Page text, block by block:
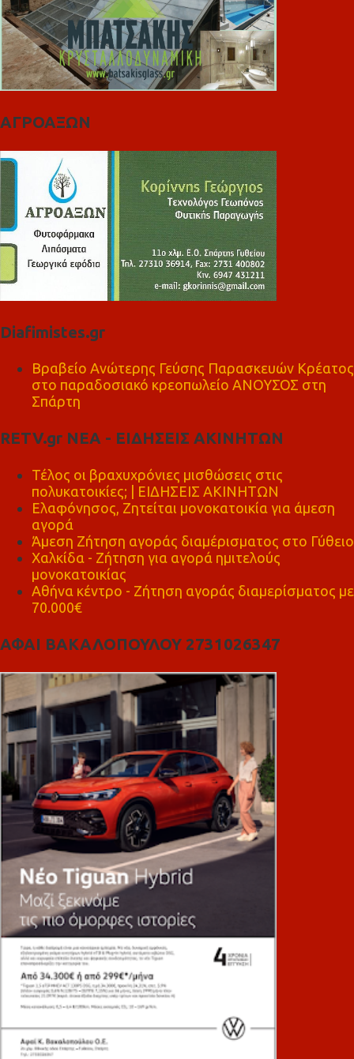
ΑΓΡΟΑΞΩΝ
Diafimistes.gr
Βραβείο Ανώτερης Γεύσης Παρασκευών Κρέατος
στο παραδοσιακό κρεοπωλείο ΑΝΟΥΣΟΣ στη
Σπάρτη
RETV.gr ΝΕΑ - ΕΙΔΗΣΕΙΣ ΑΚΙΝΗΤΩΝ
Τέλος οι βραχυχρόνιες μισθώσεις στις
πολυκατοικίες; | ΕΙΔΗΣΕΙΣ ΑΚΙΝΗΤΩΝ
Ελαφόνησος, Ζητείται μονοκατοικία για άμεση
αγορά
Άμεση Ζήτηση αγοράς διαμέρισματος στο Γύθειο
Χαλκίδα - Ζήτηση για αγορά ημιτελούς
μονοκατοικίας
Αθήνα κέντρο - Ζήτηση αγοράς διαμερίσματος με
70.000€
ΑΦΑΙ ΒΑΚΑΛΟΠΟΥΛΟΥ 2731026347